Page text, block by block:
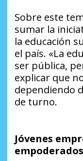
Sobre este
sumar la
la educación
el país. «La
ser pública,
explicar que
dependiendo
de turno.
Jóvenes
empoderados